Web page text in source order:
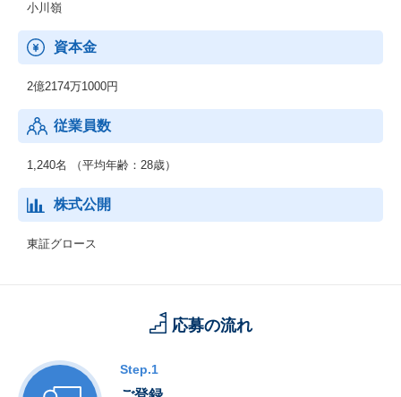
小川嶺
資本金
2億2174万1000円
従業員数
1,240名 （平均年齢：28歳）
株式公開
東証グロース
応募の流れ
Step.1